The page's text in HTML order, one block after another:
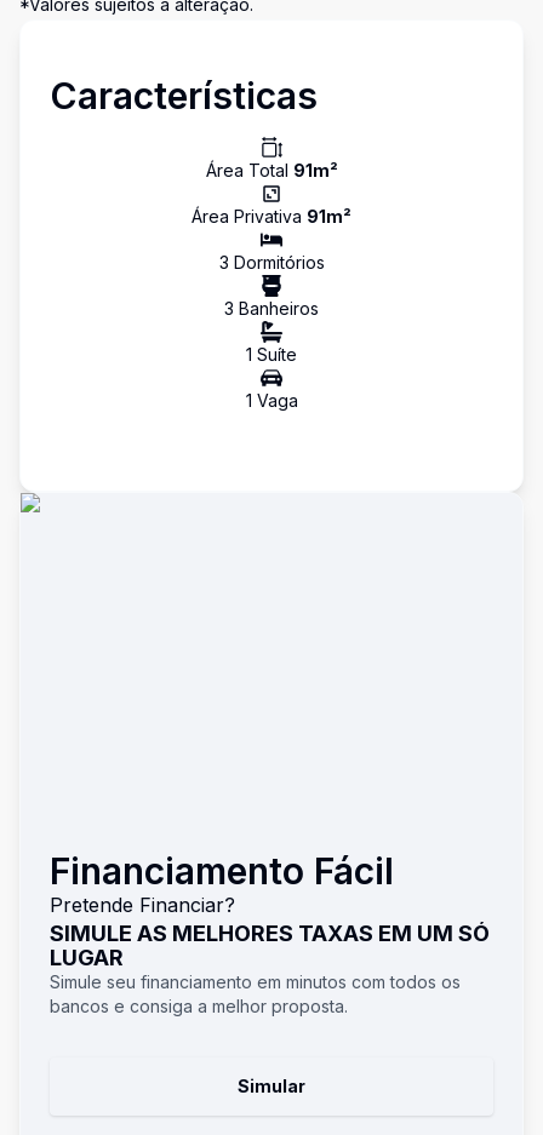
*Valores sujeitos a alteração.
Características
Área Total 91m²
Área Privativa 91m²
3 Dormitórios
3 Banheiros
1 Suíte
1 Vaga
Financiamento Fácil
Pretende Financiar?
SIMULE AS MELHORES TAXAS EM UM SÓ
LUGAR
Simule seu financiamento em minutos com todos os
bancos e consiga a melhor proposta.
Simular